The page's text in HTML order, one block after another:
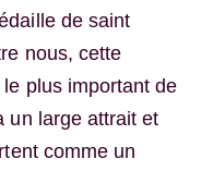
de saint
nous, cette
le plus important de
un large attrait et
comme un